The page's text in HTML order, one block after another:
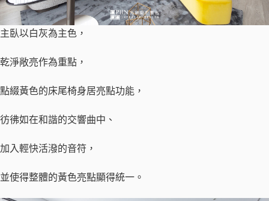
主臥以白灰為主色，
​乾淨敞亮作為重點，
點綴黃色的床尾椅身居亮點功能，
彷彿如在和諧的交響曲中、
加入輕快活潑的音符，
並使得整體的黃色亮點顯得統一。